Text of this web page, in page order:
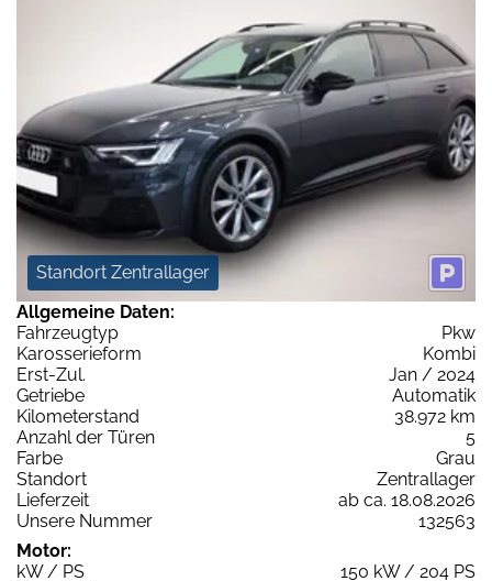
Standort Zentrallager
Allgemeine Daten:
Fahrzeugtyp
Pkw
Karosserieform
Kombi
Erst-Zul.
Jan / 2024
Getriebe
Automatik
Kilometerstand
38.972 km
Anzahl der Türen
5
Farbe
Grau
Standort
Zentrallager
Lieferzeit
ab ca. 18.08.2026
Unsere Nummer
132563
Motor:
kW / PS
150 kW / 204 PS